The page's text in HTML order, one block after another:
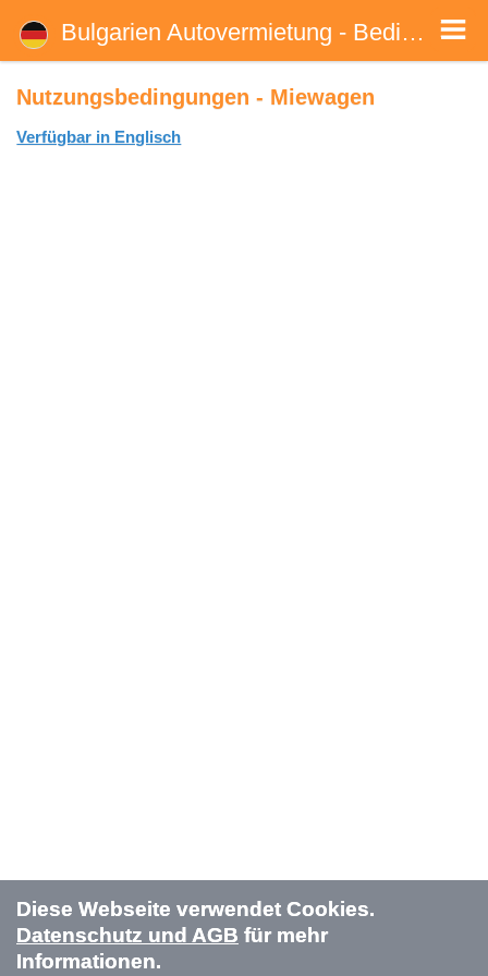
Stornierungsbedingungen ein Auto in Bulgarien zu mieten.
Bulgarien Autovermietung - Bedingungen
Nutzungsbedingungen - Miewagen
Verfügbar in Englisch
Diese Webseite verwendet Cookies.
Datenschutz und AGB für mehr
Informationen.